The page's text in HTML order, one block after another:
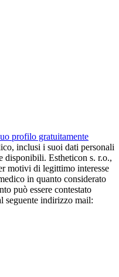
profilo gratuitamente
inclusi i suoi dati personali
disponibili. Estheticon s. r.o.,
motivi di legittimo interesse
in quanto considerato
può essere contestato
seguente indirizzo mail: